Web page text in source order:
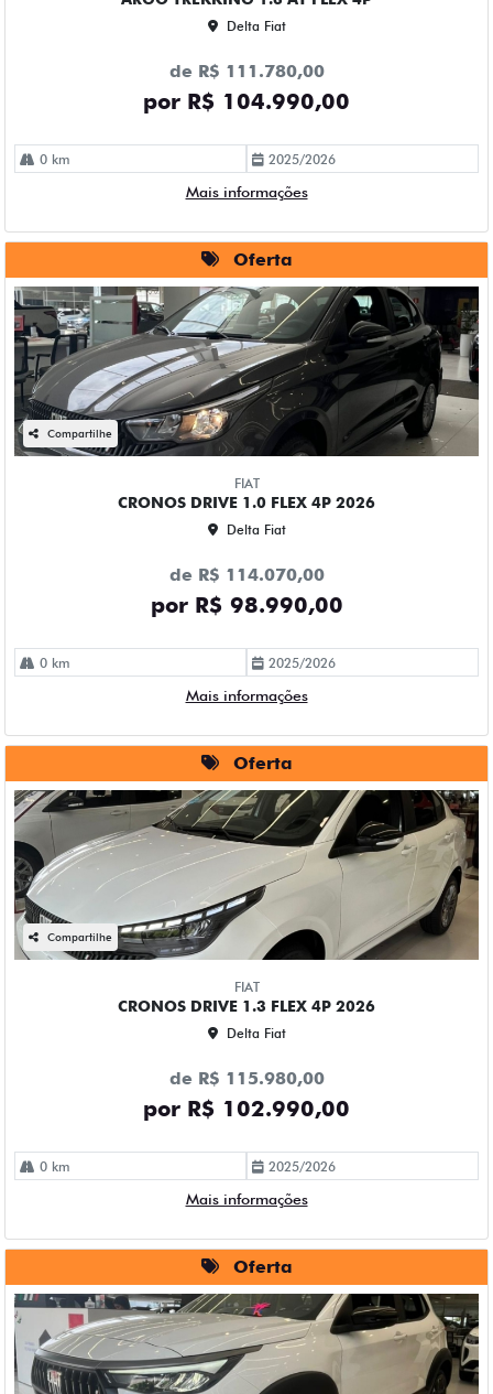
Delta Fiat
de R$ 111.780,00
por R$ 104.990,00
0 km 2025/2026
Mais informações
Oferta
Compartilhe
FIAT
CRONOS DRIVE 1.0 FLEX 4P 2026
Delta Fiat
de R$ 114.070,00
por R$ 98.990,00
0 km 2025/2026
Mais informações
Oferta
Compartilhe
FIAT
CRONOS DRIVE 1.3 FLEX 4P 2026
Delta Fiat
de R$ 115.980,00
por R$ 102.990,00
0 km 2025/2026
Mais informações
Oferta